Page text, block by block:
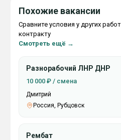
Похожие вакансии
Сравните условия у других
контракту
Смотреть ещё →
Разнорабочий ЛНР ДНР
10 000 ₽ / смена
Дмитрий
Россия, Рубцовск
Рембат